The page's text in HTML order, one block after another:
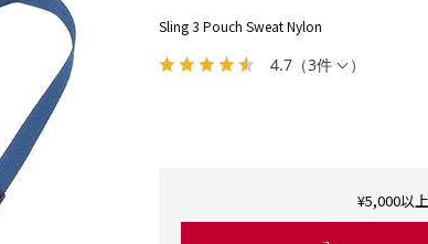
4.7 （3件 ）
Sling 3 Pouch Sweat Nylon
¥5,000以